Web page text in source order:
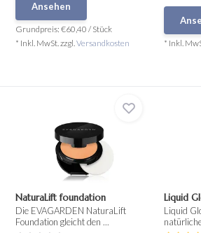
Ansehen
Grundpreis:€60,40 / Stück
* Inkl. MwSt. zzgl.Versandkosten * Inkl.
NaturaLift foundation
Die EVAGARDEN NaturaLift
Foundation gleicht den ...
Liquid
Liquid